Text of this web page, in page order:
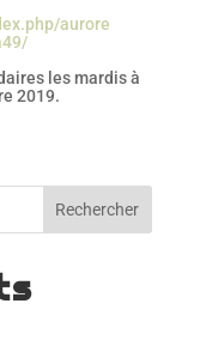
aurore
les mardis à
2019.